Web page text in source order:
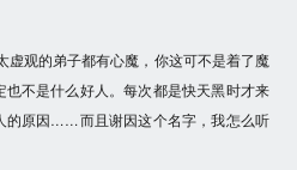
观的弟子都有心魔，你这可不是着了魔
不是什么好人。每次都是快天黑时才来
的原因……而且谢因这个名字，我怎么听